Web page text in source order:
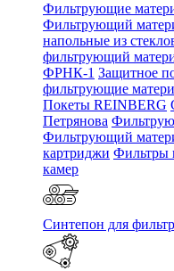
Фильтрующие
Фильтрующий
напольные из
фильтрующий
ФРНК-1 Защитное
фильтрующие
Покеты REINBERG
Петрянова
Фильтрующий
картриджи Фильтры
камер
Синтепон для